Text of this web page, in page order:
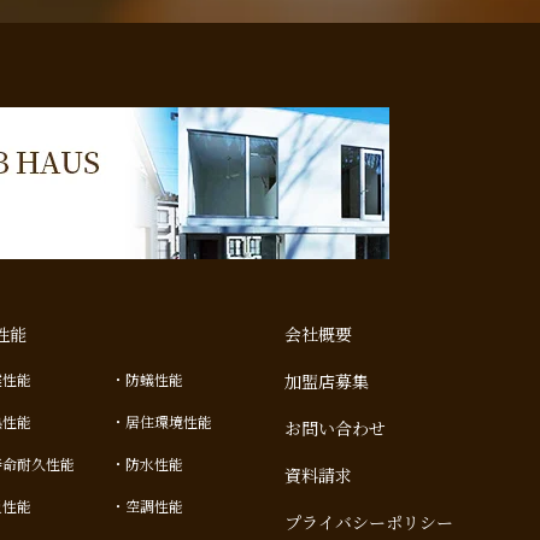
能
能
能
耐久性能
能
防蟻性能
居住環境性能
防水性能
空調性能
会社概要
加盟店募集
お問い合わせ
資料請求
プライバシーポリシー